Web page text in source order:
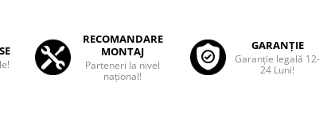
RECOMANDARE
MONTAJ
Parteneri la nivel
național!
GARANȚIE
Garanţie legală 12-
24 Luni!